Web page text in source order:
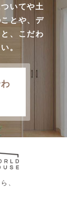
いてや土
とや、デ
、こだわ
。
、